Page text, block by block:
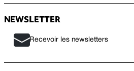
NEWSLETTER
Recevoir les newsletters